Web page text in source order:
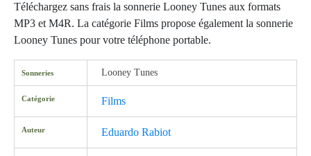
Téléchargez sans frais la sonnerie Looney Tunes aux formats
MP3 et M4R. La catégorie Films propose également la sonnerie
Looney Tunes pour votre téléphone portable.
Sonneries Looney Tunes
Catégorie Films
Auteur Eduardo Rabiot